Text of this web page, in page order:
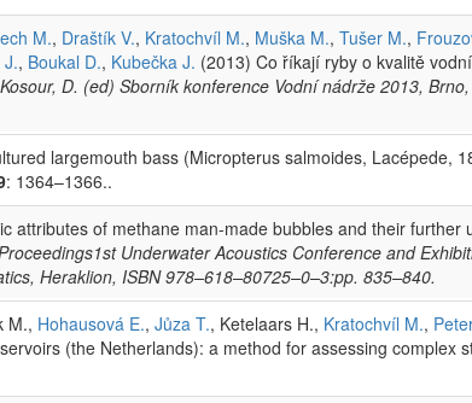
M., Draštík V., Kratochvíl M., Muška M., Tušer M.,
, Boukal D., Kubečka J. (2013) Co říkají ryby o kvalitě
D. (ed) Sborník konference Vodní nádrže 2013,
largemouth bass (Micropterus salmoides, Lacépede,
: 1364–1366..
attributes of methane man-made bubbles and their further
Underwater Acoustics Conference and
Heraklion, ISBN 978–618–80725–0–3:pp. 835–840.
M., Hohausová E., Jůza T., Ketelaars H., Kratochvíl M.,
(the Netherlands): a method for assessing complex